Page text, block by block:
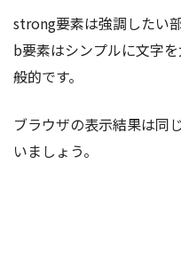
strong要素は強調したい
b要素はシンプルに文字
般的です。
ブラウザの表示結果は同
いましょう。